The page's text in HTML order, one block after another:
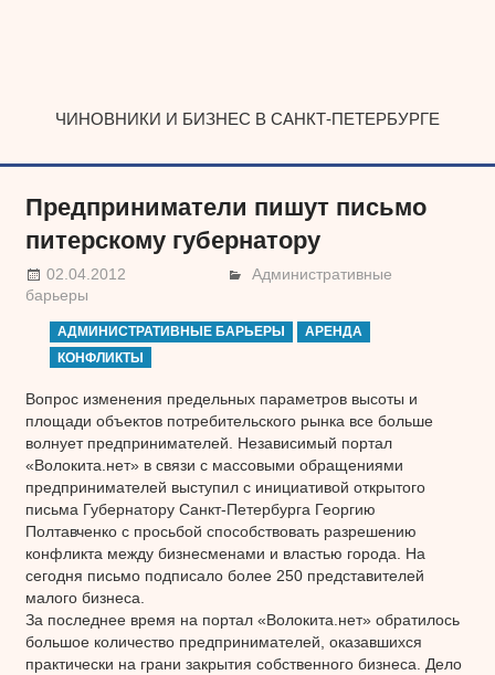
ЧИНОВНИКИ И БИЗНЕС В САНКТ-ПЕТЕРБУРГЕ
Предприниматели пишут письмо
питерскому губернатору
02.04.2012
Административные
барьеры
АДМИНИСТРАТИВНЫЕ БАРЬЕРЫ
АРЕНДА
КОНФЛИКТЫ
Вопрос изменения предельных параметров высоты и
площади объектов потребительского рынка все больше
волнует предпринимателей. Независимый портал
«Волокита.нет» в связи с массовыми обращениями
предпринимателей выступил с инициативой открытого
письма Губернатору Санкт-Петербурга Георгию
Полтавченко с просьбой способствовать разрешению
конфликта между бизнесменами и властью города. На
сегодня письмо подписало более 250 представителей
малого бизнеса.
За последнее время на портал «Волокита.нет» обратилось
большое количество предпринимателей, оказавшихся
практически на грани закрытия собственного бизнеса. Дело